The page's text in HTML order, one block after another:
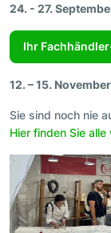
24. - 27.
Ihr
12. – 15.
Sie sind noch nie
Hier finden Sie